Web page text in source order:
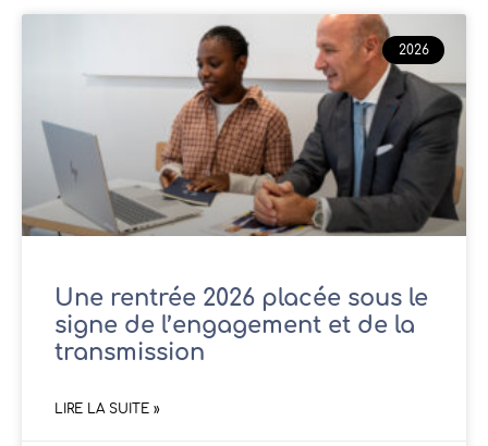
2026
Une rentrée 2026 placée sous le
signe de l’engagement et de la
transmission
LIRE LA SUITE »